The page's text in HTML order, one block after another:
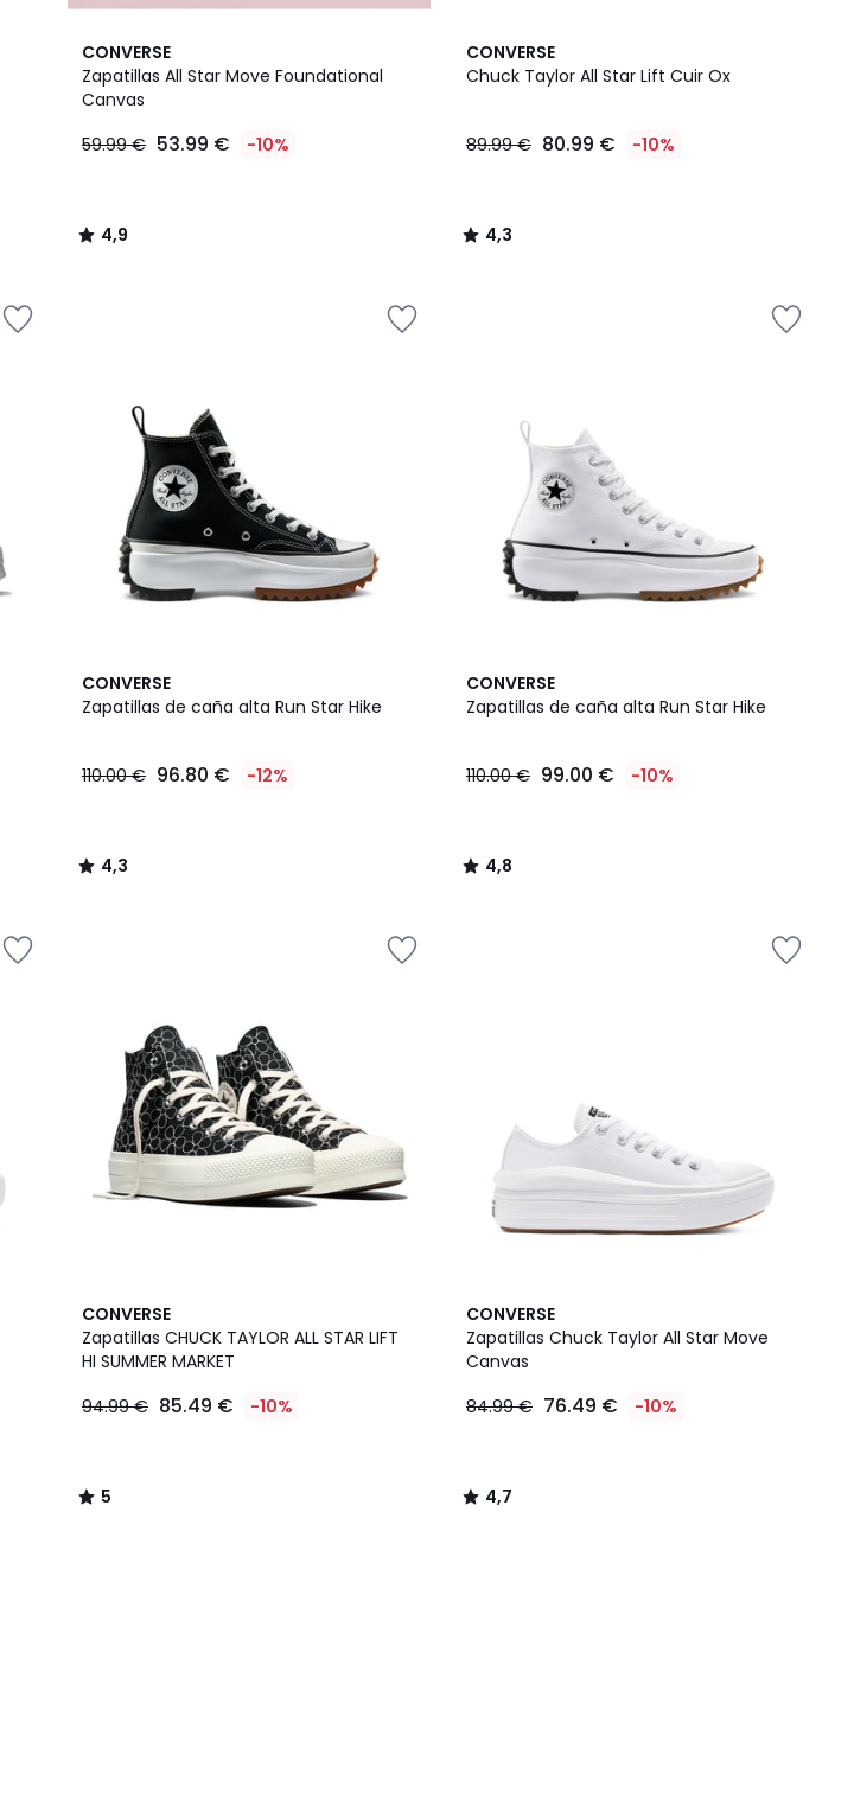
CONVERSE
Zapatillas All Star Move Foundational
Canvas
59.99 € 53.99 € -10%
4,9
/ 5
4,9
/
CONVERSE
Chuck Taylor All Star Lift Cuir Ox
89.99 € 80.99 € -10%
4,3
/ 5
4,3
/
CONVERSE
Zapatillas de caña alta Run Star Hike
110.00 € 96.80 € -12%
4,3
/ 5
4,3
/
CONVERSE
Zapatillas de caña alta Run Star Hike
110.00 € 99.00 € -10%
4,8
/ 5
4,8
/
CONVERSE
Zapatillas CHUCK TAYLOR ALL STAR LIFT
HI SUMMER MARKET
94.99 € 85.49 € -10%
5
/
5
5
/
CONVERSE
Zapatillas Chuck Taylor All Star Move
Canvas
84.99 € 76.49 € -10%
4,7
/ 5
4,7
/